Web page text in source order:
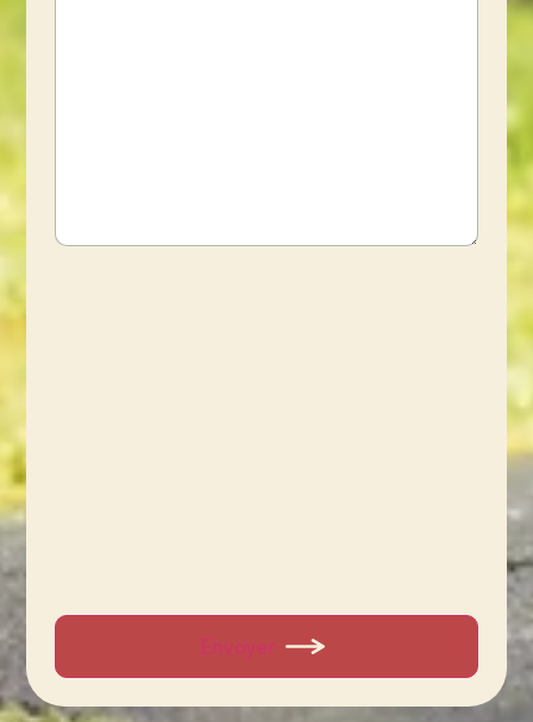
Envoyer